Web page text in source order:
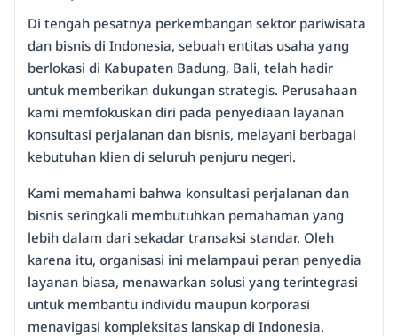
Di tengah pesatnya perkembangan sektor pariwisata
dan bisnis di Indonesia, sebuah entitas usaha yang
berlokasi di Kabupaten Badung, Bali, telah hadir
untuk memberikan dukungan strategis. Perusahaan
kami memfokuskan diri pada penyediaan layanan
konsultasi perjalanan dan bisnis, melayani berbagai
kebutuhan klien di seluruh penjuru negeri.
Kami memahami bahwa konsultasi perjalanan dan
bisnis seringkali membutuhkan pemahaman yang
lebih dalam dari sekadar transaksi standar. Oleh
karena itu, organisasi ini melampaui peran penyedia
layanan biasa, menawarkan solusi yang terintegrasi
untuk membantu individu maupun korporasi
menavigasi kompleksitas lanskap di Indonesia.